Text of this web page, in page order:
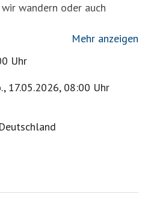
wandern oder auch
DE/tour/2909813907?
Mehr anzeigen
Uhr
17.05.2026, 08:00 Uhr